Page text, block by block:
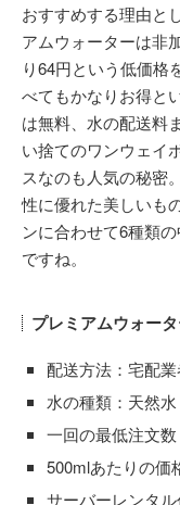
おすすめする理由と
アムウォーターは非
り64円という低価格
べてもかなりお得と
は無料、水の配送料
い捨てのワンウェイ
スなのも人気の秘密
性に優れた美しいも
ンに合わせて6種類
ですね。
プレミアムウォー
配送方法：宅配
水の種類：天然水
一回の最低注文
500mlあたりの価
サーバーレンタ